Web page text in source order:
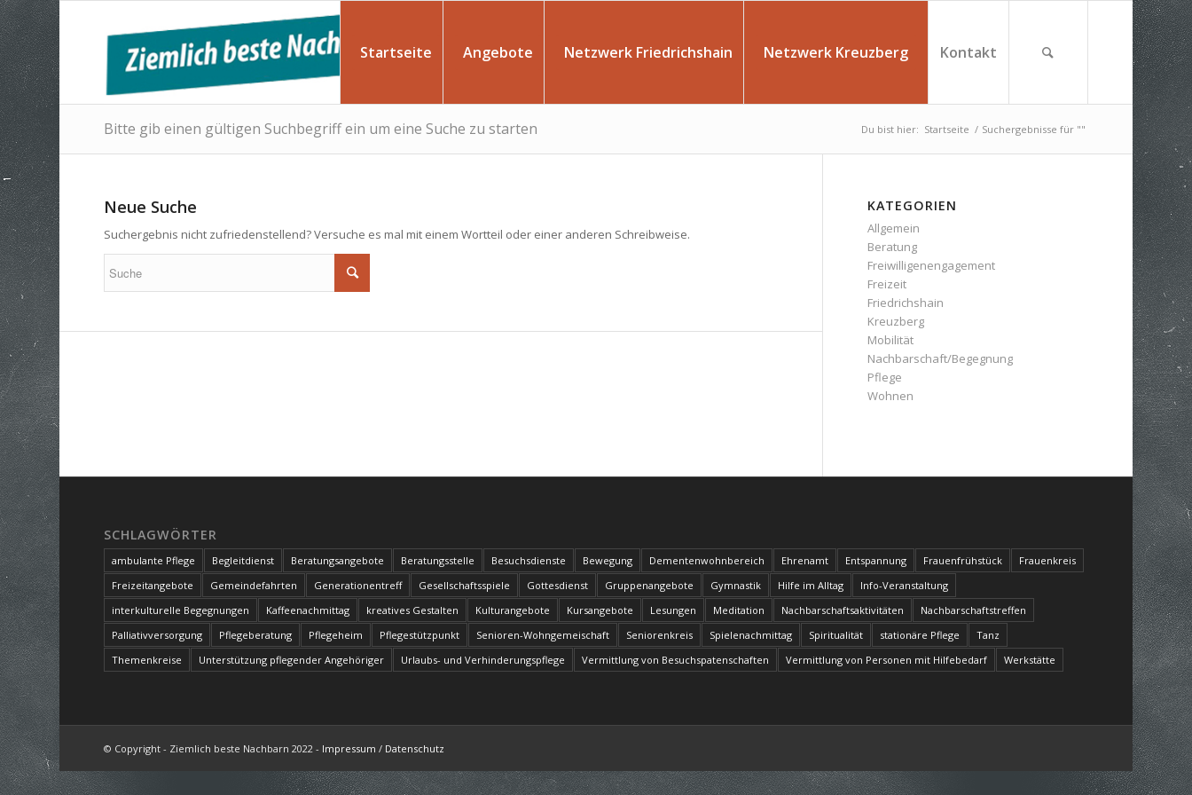
Startseite Angebote Netzwerk Friedrichshain Netzwerk Kreuzberg Kontakt
Bitte gib einen gültigen Suchbegriff ein um eine Suche zu starten Du bist hier: Startseite / Suchergebnisse für ""
Neue Suche
Suchergebnis nicht zufriedenstellend? Versuche es mal mit einem Wortteil oder einer anderen Schreibweise.
KATEGORIEN
Allgemein
Beratung
Freiwilligenengagement
Freizeit
Friedrichshain
Kreuzberg
Mobilität
Nachbarschaft/Begegnung
Pflege
Wohnen
SCHLAGWÖRTER
ambulante Pflege Begleitdienst Beratungsangebote Beratungsstelle Besuchsdienste Bewegung Dementenwohnbereich Ehrenamt Entspannung Frauenfrühstück
Frauenkreis
Freizeitangebote
Gemeindefahrten Generationentreff Gesellschaftsspiele Gottesdienst Gruppenangebote Gymnastik Hilfe im Alltag
Info-Veranstaltung
interkulturelle Begegnungen
Kaffeenachmittag kreatives Gestalten Kulturangebote Kursangebote Lesungen Meditation Nachbarschaftsaktivitäten
Nachbarschaftstreffen
Palliativversorgung
Pflegeberatung Pflegeheim Pflegestützpunkt Senioren-Wohngemeischaft Seniorenkreis Spielenachmittag Spiritualität stationäre Pflege
Tanz
Themenkreise
Unterstützung pflegender Angehöriger Urlaubs- und Verhinderungspflege Vermittlung von Besuchspatenschaften Vermittlung von Personen mit Hilfebedarf Werkstätte
© Copyright - Ziemlich beste Nachbarn 2022 - Impressum / Datenschutz